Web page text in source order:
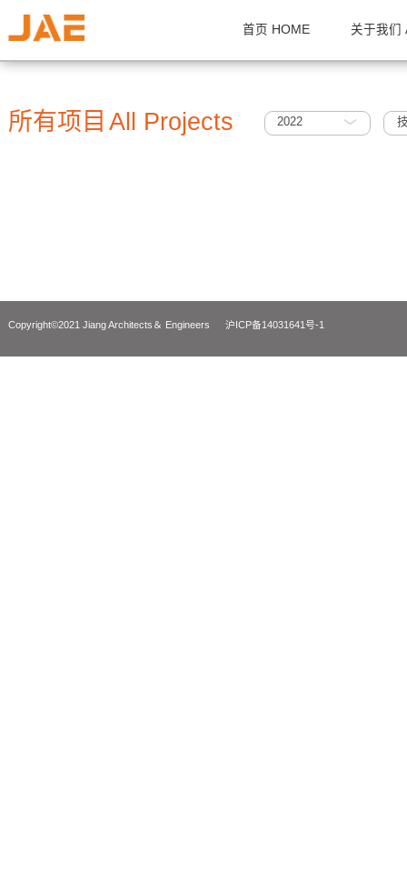
首页 HOME 关
所有项目 All Projects 2022
Copyright©2021 Jiang Architects＆ Engineers 沪ICP备14031641号-1